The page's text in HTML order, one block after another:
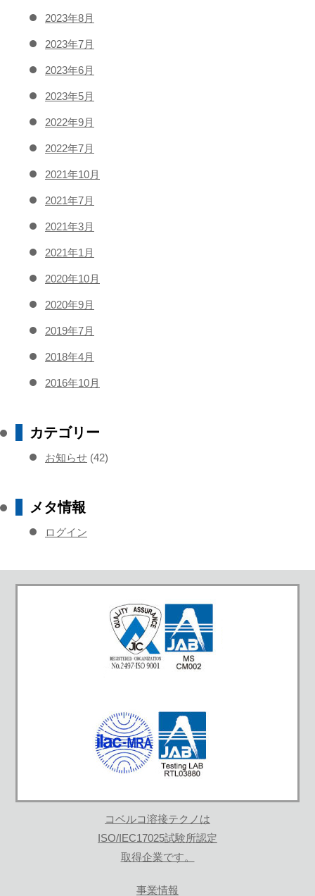
2023年8月
2023年7月
2023年6月
2023年5月
2022年9月
2022年7月
2021年10月
2021年7月
2021年3月
2021年1月
2020年10月
2020年9月
2019年7月
2018年4月
2016年10月
カテゴリー
お知らせ (42)
メタ情報
ログイン
コベルコ溶接テクノは
ISO/IEC17025試験所認定
取得企業です。
事業情報